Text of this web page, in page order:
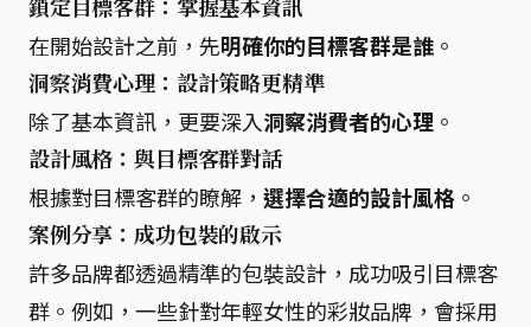
鎖定目標客群：掌握基本資訊
在開始設計之前，先明確你的目標客群是誰 。
洞察消費心理：設計策略更精準
除了基本資訊，更要深入洞察消費者的心理 。
設計風格：與目標客群對話
根據對目標客群的瞭解， 選擇合適的設計風格 。
案例分享：成功包裝的啟示
許多品牌都透過精準的包裝設計，成功吸引目標客
群。例如，一些針對年輕女性的彩妝品牌，會採用